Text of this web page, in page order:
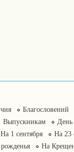
Благословений
Выпускникам День
На 1 сентября На 23
На